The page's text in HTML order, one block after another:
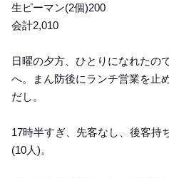
生ピーマン(2個)200
会計2,010
日曜の夕方、ひとりになれたの
へ。まん防後にランチ営業を止
だし。
17時半すぎ、先客なし、後客持
(10人)。